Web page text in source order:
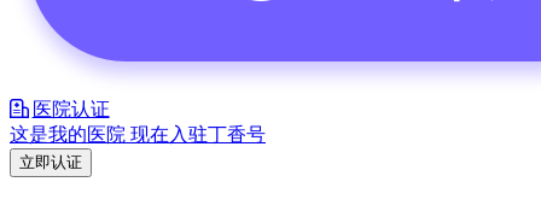
医院认证
这是我的医院 现在入驻丁香号
立即认证